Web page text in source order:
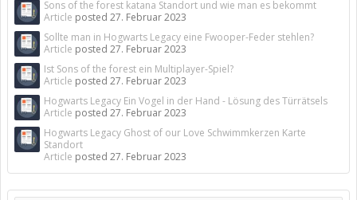
Sons of the forest katana Standort und wie man es bekommt
Article posted 27. Februar 2023
Sollte man in Hogwarts Legacy eine Fwooper-Feder stehlen?
Article posted 27. Februar 2023
Ist Sons of the forest ein Multiplayer-Spiel?
Article posted 27. Februar 2023
Hogwarts Legacy Ein Vogel in der Hand - Lösung des Türrätsels
Article posted 27. Februar 2023
Hogwarts Legacy Ghost of our Love Schwimmkerzen Karte
Standort
Article posted 27. Februar 2023